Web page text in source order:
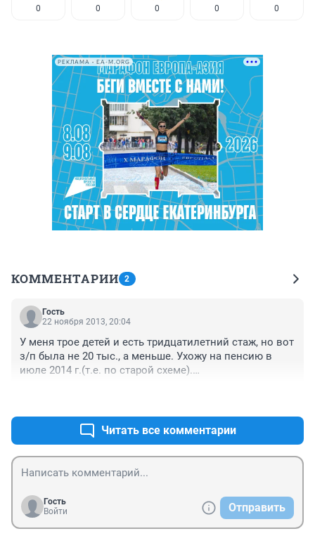
0 0 0 0 0
РЕКЛАМА • EA-M.ORG
КОММЕНТАРИИ 2
Гость
22 ноября 2013, 20:04
У меня трое детей и есть тридцатилетний стаж, но вот
з/п была не 20 тыс., а меньше. Ухожу на пенсию в
июле 2014 г.(т.е. по старой схеме).
Читать все комментарии
Гость
Войти
Отправить